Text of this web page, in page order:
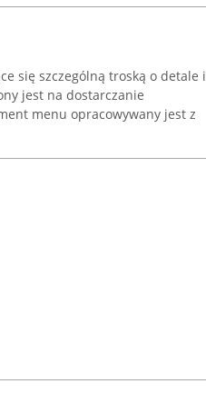
się szczególną troską o detale i
jest na dostarczanie
menu opracowywany jest z